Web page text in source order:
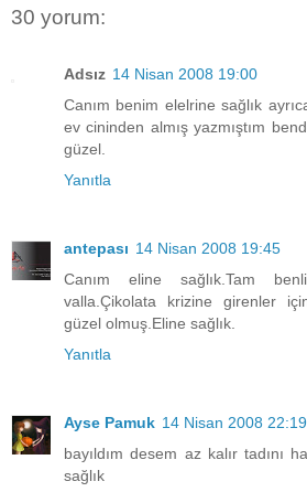
30 yorum:
Adsız 14 Nisan 2008 19:00
Canım benim elelrine sağlık
ev cininden almış yazmıştım
güzel.
Yanıtla
antepası 14 Nisan 2008 19:45
Canım eline sağlık.Tam
valla.Çikolata krizine girenler
güzel olmuş.Eline sağlık.
Yanıtla
Ayse Pamuk 14 Nisan 2008 22:19
bayıldım desem az kalır tadını
sağlık